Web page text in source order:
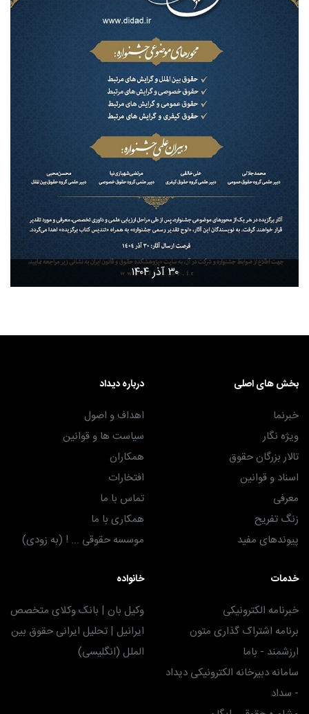
۳۰ آذر ۱۴۰۴
بخش های اصلی
خبرنما
ویژه نگار
تالار بزرگان حقوق
اسناد و قوانین
معرفی
زنگ تفریح
پیوندهای مفید
درباره دیداد
اهداف و اصول
سیاست ها و قوانین
همکاران
افتخارات
تماس با ما
همکاری با ما
موسسه حقوقی ... ! (به زودی)
خدمات
خبرنامه الکترونیکی
برنامه اشتراک گذاری متون
ارزشمند - باما
سامانه دبیرخانه الکترونیکی دیداد
- سداد
خانواده
وکیل بان | بانک وکلای متخصص
ایرانیل | تحلیل ایرانی حقوق بین
الملل (انگلیسی)